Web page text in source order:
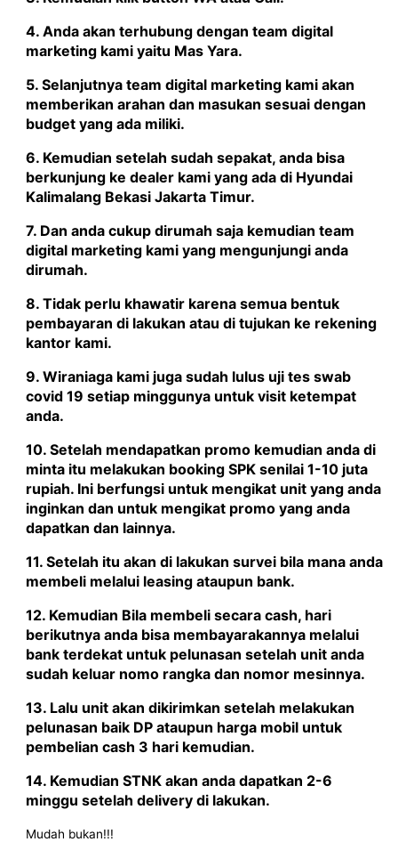
4. Anda akan terhubung dengan team digital
marketing kami yaitu Mas Yara.
5. Selanjutnya team digital marketing kami akan
memberikan arahan dan masukan sesuai dengan
budget yang ada miliki.
6. Kemudian setelah sudah sepakat, anda bisa
berkunjung ke dealer kami yang ada di Hyundai
Kalimalang Bekasi Jakarta Timur.
7. Dan anda cukup dirumah saja kemudian team
digital marketing kami yang mengunjungi anda
dirumah.
8. Tidak perlu khawatir karena semua bentuk
pembayaran di lakukan atau di tujukan ke rekening
kantor kami.
9. Wiraniaga kami juga sudah lulus uji tes swab
covid 19 setiap minggunya untuk visit ketempat
anda.
10. Setelah mendapatkan promo kemudian anda di
minta itu melakukan booking SPK senilai 1-10 juta
rupiah. Ini berfungsi untuk mengikat unit yang anda
inginkan dan untuk mengikat promo yang anda
dapatkan dan lainnya.
11. Setelah itu akan di lakukan survei bila mana anda
membeli melalui leasing ataupun bank.
12. Kemudian Bila membeli secara cash, hari
berikutnya anda bisa membayarakannya melalui
bank terdekat untuk pelunasan setelah unit anda
sudah keluar nomo rangka dan nomor mesinnya.
13. Lalu unit akan dikirimkan setelah melakukan
pelunasan baik DP ataupun harga mobil untuk
pembelian cash 3 hari kemudian.
14. Kemudian STNK akan anda dapatkan 2-6
minggu setelah delivery di lakukan.
Mudah bukan!!!